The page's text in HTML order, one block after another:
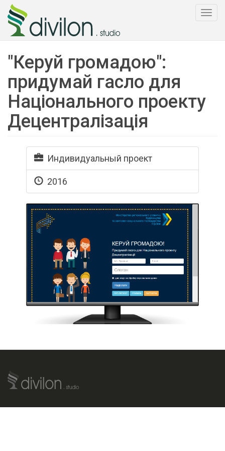
"Керуй громадою":
придумай гасло для
Національного проекту
Децентралізація
Индивидуальный проект
2016